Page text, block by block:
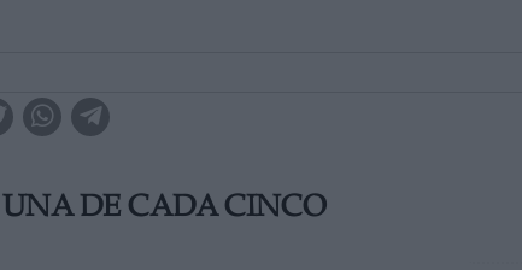
UNA DE CADA CINCO